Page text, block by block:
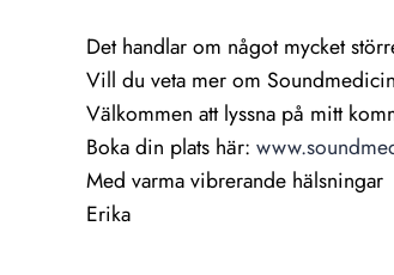
Det handlar om något mycket
Vill du veta mer om
Välkommen att lyssna på mitt
Boka din plats här:
Med varma vibrerande hälsningar
Erika